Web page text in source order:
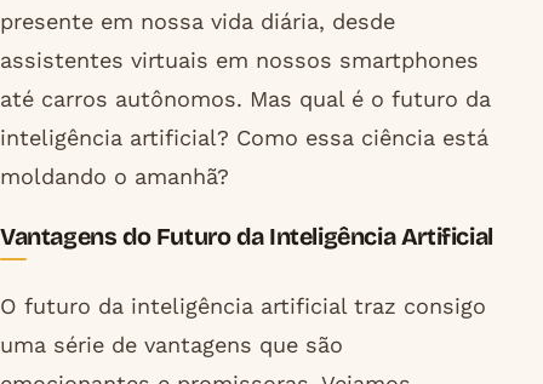
presente em nossa vida diária, desde
assistentes virtuais em nossos smartphones
até carros autônomos. Mas qual é o futuro da
inteligência artificial? Como essa ciência está
moldando o amanhã?
Vantagens do Futuro da Inteligência Artificial
O futuro da inteligência artificial traz consigo
uma série de vantagens que são